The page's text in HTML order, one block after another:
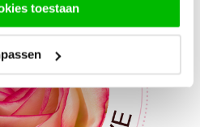
toestaan